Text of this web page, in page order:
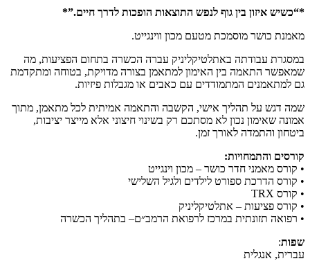
*“כשיש איזון בין גוף לנפש התוצאות הופכות לדרך חיים.”*
מאמנת כושר מוסמכת מטעם מכון ווינגייט.
במסגרת עבודתה באתלטיקליניק עברה הכשרה בתחום הפציעות, מה
שמאפשר התאמה בין האימון למתאמן בצורה מדויקת, בטוחה ומתקדמת
גם למתאמנים המתמודדים עם כאבים או מגבלות פיזיות.
שמה דגש על תהליך אישי, הקשבה והתאמה אמיתית לכל מתאמן, מתוך
אמונה שאימון נכון לא מסתכם רק בשינוי חיצוני אלא מייצר יציבות,
ביטחון והתמדה לאורך זמן.
קורסים והתמחויות:
•⁠ ⁠קורס מאמני חדר כושר – מכון וינגייט
•⁠ ⁠קורס הדרכת ספורט לילדים ולגיל השלישי
•⁠ ⁠קורס TRX
•⁠ ⁠קורס פציעות – אתלטיקליניק
•⁠ ⁠רפואה תזונתית במרכז לרפואת הרמב״ם– בתהליך הכשרה
שפות:
עברית, אנגלית